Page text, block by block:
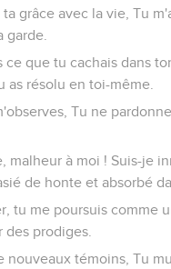
grâce avec la vie, Tu
garde.
que tu cachais dans
as résolu en toi-même.
Tu ne
malheur à moi ! Suis-je
de honte et absorbé
tu me poursuis comme
des prodiges.
nouveaux témoins, Tu